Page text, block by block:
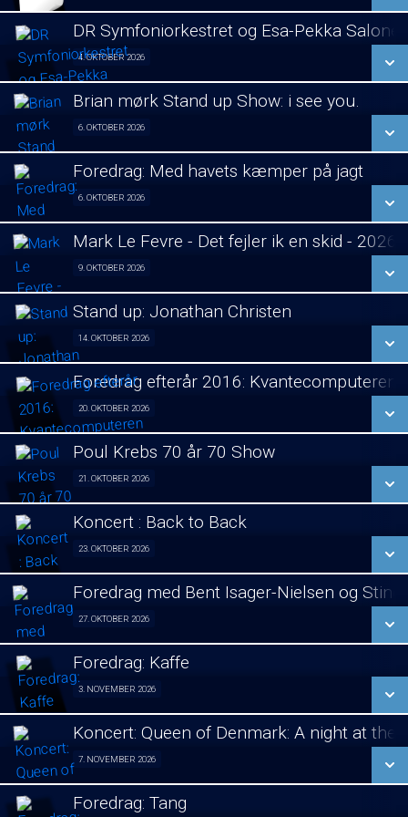
LÆS MERE
LÆS MERE
DR Symfoniorkestret og Esa-Pekka
4. OKTOBER 2026Koncert visning 04/10
LÆS MERE
Brian mørk Stand up Show: i see you.
6. OKTOBER 2026
LÆS MERE
Foredrag: Med havets kæmper på jagt
6. OKTOBER 2026Foredrag fra Århus 06/10
LÆS MERE
Mark Le Fevre - Det fejler ik en skid - 2026
9. OKTOBER 2026
LÆS MERE
Stand up: Jonathan Christen
14. OKTOBER 2026
LÆS MERE
Foredrag efterår 2016: Kvantecomputeren
20. OKTOBER 2026Foredrag fra Århus 20/10
LÆS MERE
Poul Krebs 70 år 70 Show
21. OKTOBER 2026
Poul Krebs 70 år - 70 Koncerter 21/10
LÆS MERE
Koncert : Back to Back
23. OKTOBER 2026
LÆS MERE
Foredrag med Bent Isager-Nielsen og
27. OKTOBER 2026Foredrag aften 27/10
LÆS MERE
Foredrag: Kaffe
3. NOVEMBER 2026Foredrag fra Århus 03/11
LÆS MERE
Koncert: Queen of Denmark: A night at the
7. NOVEMBER 2026
Foredrag: Tang